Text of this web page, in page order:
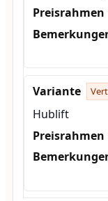
Hublift